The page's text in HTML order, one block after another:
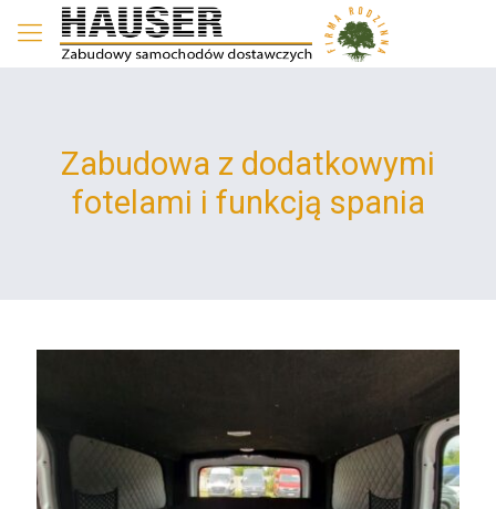
Zabudowa z dodatkowymi
fotelami i funkcją spania